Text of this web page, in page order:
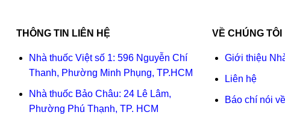
THÔNG TIN LIÊN HỆ
Nhà thuốc Việt số 1: 596 Nguyễn Chí
Thanh, Phường Minh Phụng, TP.HCM
Nhà thuốc Bảo Châu: 24 Lê Lâm,
Phường Phú Thạnh, TP. HCM
VỀ CHÚNG TÔI
Giới thiệu
Liên hệ
Báo chí nói